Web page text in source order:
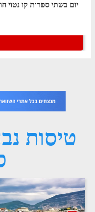
יום בשתי ספרות קו נטוי
חיפוש מתקדם
טיסות